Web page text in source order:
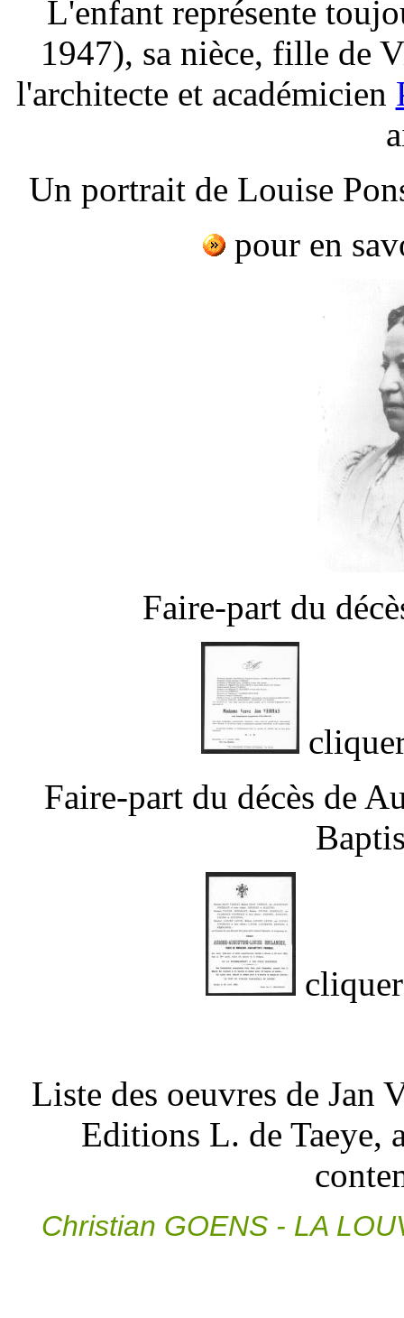
L'enfant représente
1947), sa nièce, fille de
l'architecte et académicien
Un portrait de Louise
pour en
Faire-part du
Faire-part du décès de
Liste des oeuvres de Jan
Editions L. de Taeye,
Christian GOENS - LA